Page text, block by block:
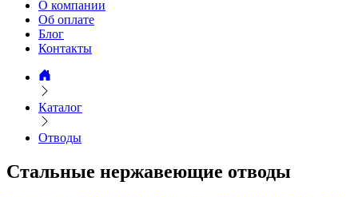
О компании
Об оплате
Блог
Контакты
Каталог
Отводы
Стальные нержавеющие отводы